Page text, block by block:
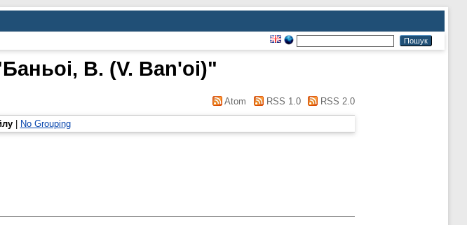
Баньоі, В. (V. Ban'oi)"
Atom RSS 1.0 RSS 2.0
| No Grouping